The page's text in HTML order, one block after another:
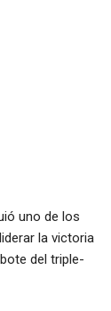
uno de los
la victoria
del triple-